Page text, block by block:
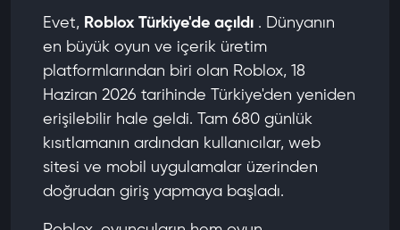
Evet, Roblox Türkiye'de açıldı . Dünyanın
en büyük oyun ve içerik üretim
platformlarından biri olan Roblox, 18
Haziran 2026 tarihinde Türkiye'den yeniden
erişilebilir hale geldi. Tam 680 günlük
kısıtlamanın ardından kullanıcılar, web
sitesi ve mobil uygulamalar üzerinden
doğrudan giriş yapmaya başladı.